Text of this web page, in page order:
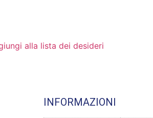
alla lista dei desideri
INFORMAZIONI